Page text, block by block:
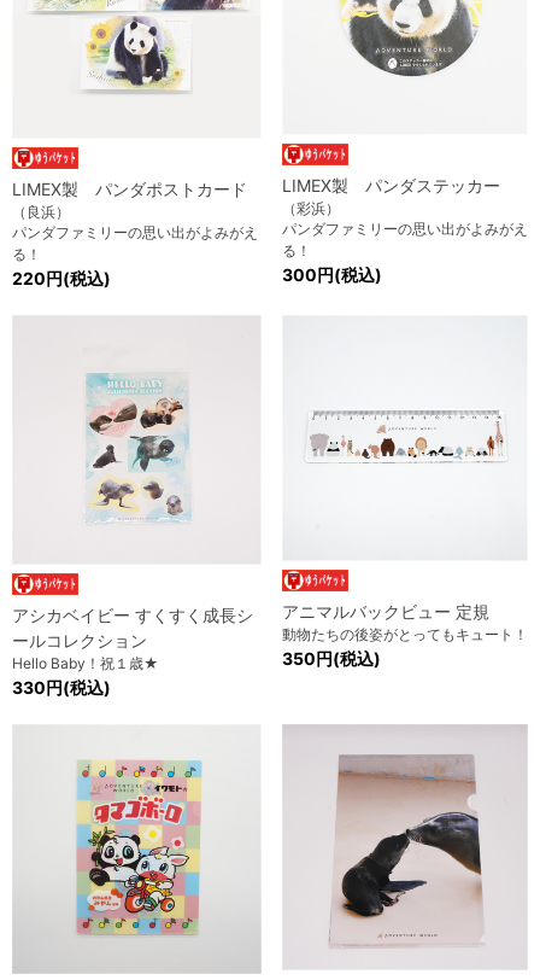
LIMEX製 パンダポストカード
（良浜）
パンダファミリーの思い出がよみがえ
る！
220円(税込)
LIMEX製 パンダステッカー
（彩浜）
パンダファミリーの思い出がよみがえ
る！
300円(税込)
アシカベイビー すくすく成長シ
ールコレクション
Hello Baby！祝１歳★
330円(税込)
アニマルバックビュー 定規
動物たちの後姿がとってもキュート！
350円(税込)